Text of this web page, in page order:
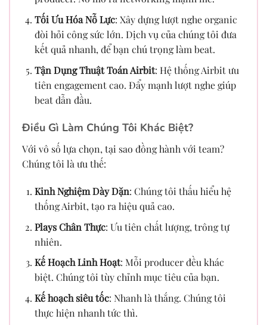
Tối Ưu Hóa Nỗ Lực: Xây dựng lượt nghe organic
đòi hỏi công sức lớn. Dịch vụ của chúng tôi đưa
kết quả nhanh, để bạn chú trọng làm beat.
Tận Dụng Thuật Toán Airbit: Hệ thống Airbit ưu
tiên engagement cao. Đẩy mạnh lượt nghe giúp
beat dẫn đầu.
Điều Gì Làm Chúng Tôi Khác Biệt?
Với vô số lựa chọn, tại sao đồng hành với team?
Chúng tôi là ưu thế:
Kinh Nghiệm Dày Dặn: Chúng tôi thấu hiểu hệ
thống Airbit, tạo ra hiệu quả cao.
Plays Chân Thực: Ưu tiên chất lượng, trông tự
nhiên.
Kế Hoạch Linh Hoạt: Mỗi producer đều khác
biệt. Chúng tôi tùy chỉnh mục tiêu của bạn.
Kế hoạch siêu tốc: Nhanh là thắng. Chúng tôi
thực hiện nhanh tức thì.